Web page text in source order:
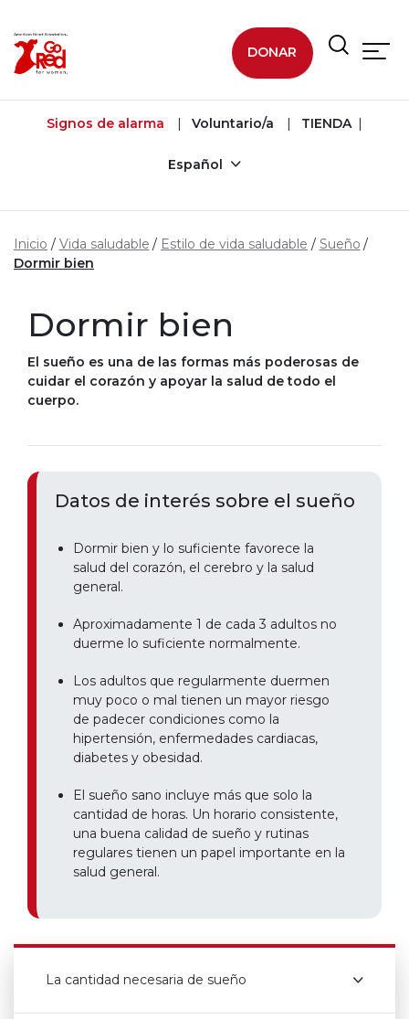
DONAR
Signos de alarma Voluntario/a TIENDA
Español
Inicio Vida saludable Estilo de vida saludable
Sueño
Dormir bien
Dormir bien
El sueño es una de las formas más poderosas de
cuidar el corazón y apoyar la salud de todo el
cuerpo.
Datos de interés sobre el sueño
Dormir bien y lo suficiente favorece la
salud del corazón, el cerebro y la salud
general.
Aproximadamente 1 de cada 3 adultos no
duerme lo suficiente normalmente.
Los adultos que regularmente duermen
muy poco o mal tienen un mayor riesgo
de padecer condiciones como la
hipertensión, enfermedades cardiacas,
diabetes y obesidad.
El sueño sano incluye más que solo la
cantidad de horas. Un horario consistente,
una buena calidad de sueño y rutinas
regulares tienen un papel importante en la
salud general.
La cantidad necesaria de sueño